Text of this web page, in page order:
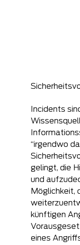
Incidents
“irgendwo
gelingt, die
und
Möglichkeit,
künftigen
eines